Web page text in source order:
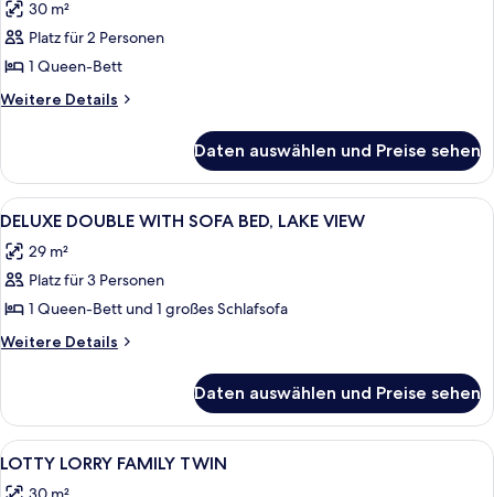
für
DELUXE
DOUBLE
LAKE
30 m²
Platz für 2 Personen
1 Queen-Bett
Weitere Details
Weitere
DOUBLE
LAKE
VIEW
Daten auswählen und Preise sehen
Alle
Fotos
für
DELUXE
DOUBLE
WITH
LAKE
VIEW
anzeigen
Ein Hotelzimmer mit zwei Betten,
4
DELUXE DOUBLE WITH SOFA BED, LAKE VIEW
29 m²
Platz für 3 Personen
1 Queen-Bett und 1 großes Schlafsofa
Weitere Details
Weitere
DOUBLE
WITH
SOFA
Daten auswählen und Preise sehen
Alle
Fotos
Ein modernes Hotelzimmer mit zwei
4
LOTTY LORRY FAMILY TWIN